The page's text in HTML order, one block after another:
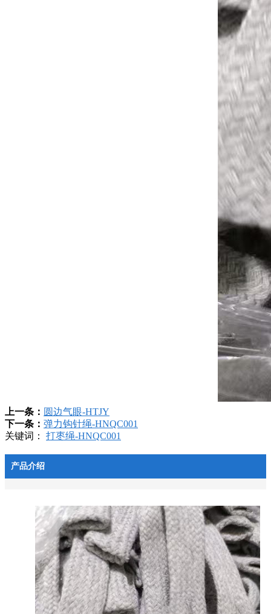
上一条： 圆边气眼-HTJY
下一条： 弹力钩针绳-HNQC001
关键词： 打枣绳-HNQC001
产品介绍